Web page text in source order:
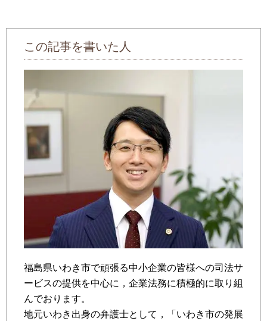
この記事を書いた人
福島県いわき市で頑張る中小企業の皆様への司法サ
ービスの提供を中心に，企業法務に積極的に取り組
んでおります。
地元いわき出身の弁護士として，「いわき市の発展